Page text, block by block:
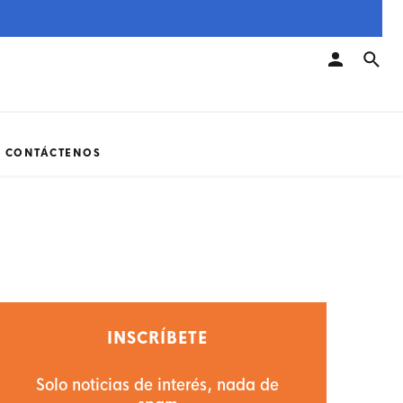
CONTÁCTENOS
INSCRÍBETE
Solo noticias de interés, nada de